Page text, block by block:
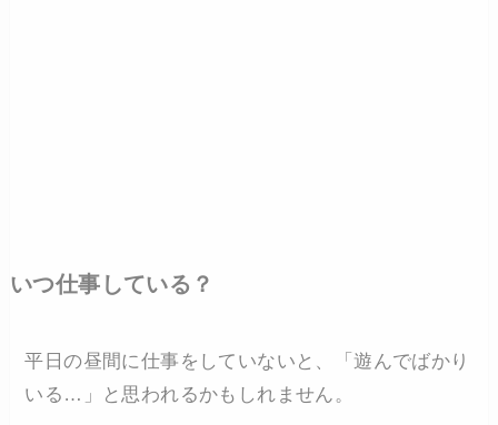
いつ仕事している？
平日の昼間に仕事をしていないと、「遊んでばかり
いる…」と思われるかもしれません。